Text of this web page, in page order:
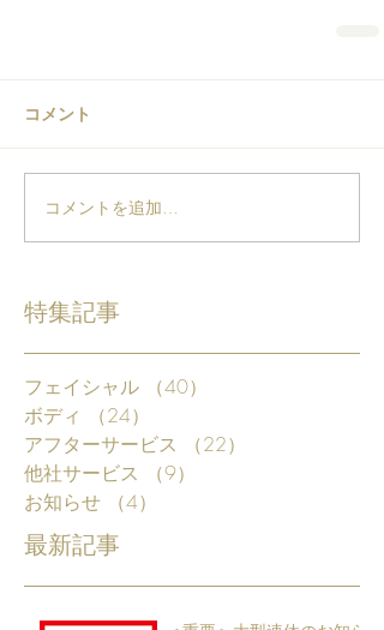
コメント
コメントを追加…
特集記事
フェイシャル （40）
ボディ
（24）
アフターサービス
（22）
他社サービス
（9）
お知らせ
（4）
最新記事